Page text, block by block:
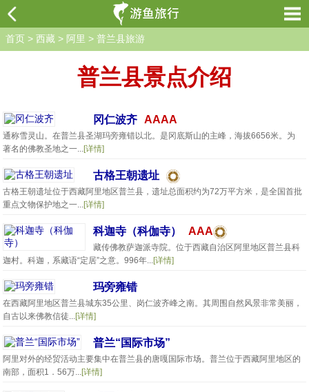
首页 > 西藏 > 阿里 > 普兰县旅游
普兰县景点介绍
冈仁波齐 AAAA
通称雪灵山。在普兰县圣湖玛旁雍错以北。是冈底斯山的主峰，海拔6656米。为
著名的佛教圣地之一...[详情]
古格王朝遗址
古格王朝遗址位于西藏阿里地区普兰县，遗址总面积约为72万平方米，是全国首批
重点文物保护地之一...[详情]
科迦寺（科伽寺） AAA
藏传佛教萨迦派寺院。位于西藏自治区阿里地区普兰县科
迦村。科迦，系藏语“定居”之意。996年...[详情]
玛旁雍错
在西藏阿里地区普兰县城东35公里、岗仁波齐峰之南。其周围自然风景非常美丽，
自古以来佛教信徒...[详情]
普兰“国际市场”
阿里对外的经贸活动主要集中在普兰县的唐嘎国际市场。普兰位于西藏阿里地区的
南部，面积1．56万...[详情]